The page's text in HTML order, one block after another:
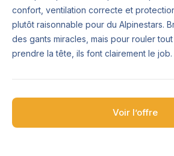
confort, ventilation correcte et
plutôt raisonnable pour du Alpinestars.
des gants miracles, mais pour rouler tout
prendre la tête, ils font clairement le job.
Voir l’offre